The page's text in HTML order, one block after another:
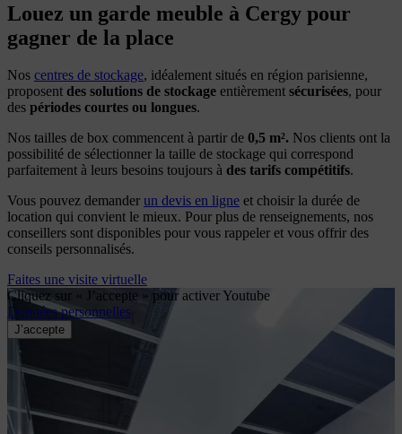
Louez un garde meuble à Cergy pour
gagner de la place
Nos centres de stockage, idéalement situés en région parisienne,
proposent des solutions de stockage entièrement sécurisées, pour
des périodes courtes ou longues.
Nos tailles de box commencent à partir de 0,5 m². Nos clients ont la
possibilité de sélectionner la taille de stockage qui correspond
parfaitement à leurs besoins toujours à des tarifs compétitifs.
Vous pouvez demander un devis en ligne et choisir la durée de
location qui convient le mieux. Pour plus de renseignements, nos
conseillers sont disponibles pour vous rappeler et vous offrir des
conseils personnalisés.
Faites une visite virtuelle
Cliquez sur « J’accepte » pour activer Youtube
Données personnelles
J’accepte